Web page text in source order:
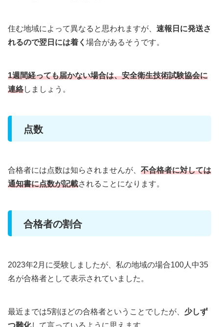
住む地域によって異なると思われますが、 速報日に発送さ
れるので翌日には着く 場合があるそうです。
1週間経っても届かない場合は、安全衛生技術試験協会に
連絡しましょう。
点数
合格者には点数は知らされませんが、 不合格者に対しては
通知書に点数が記載されることになります。
合格者の割合
2023年2月に受験しましたが、私の地域の場合100人中35
名が合格者として表示されていました。
最近までは5割ほどの合格者ということでしたが、 少しず
つ難化して言っているように思えます。